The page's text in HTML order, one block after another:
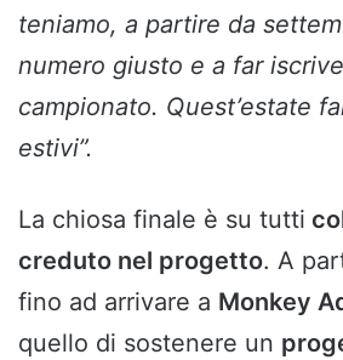
teniamo, a partire da
numero giusto e a far
campionato. Quest’estate
estivi”.
La chiosa finale è su tutti
creduto nel progetto. A
fino ad arrivare a Monkey
quello di sostenere un